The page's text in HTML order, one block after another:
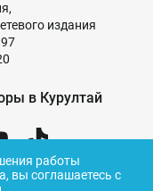
издания
в Курултай
работы
вы соглашаетесь с